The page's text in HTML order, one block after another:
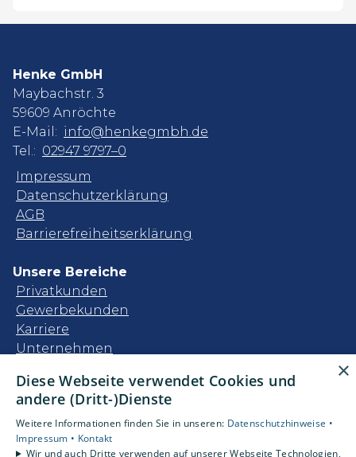
Henke GmbH
Maybachstr. 3
59609 Anröchte
E-Mail: info@henkegmbh.de
Tel.: 02947 9797–0
Impressum
Datenschutzerklärung
AGB
Barrierefreiheitserklärung
Unsere Bereiche
Privatkunden
Gewerbekunden
Karriere
Unternehmen
Um externe HTML-Inhalte anzuzeigen,
benötigen wir Ihre Einwilligung.
×
Diese Webseite verwendet Cookies und
andere (Dritt-)Dienste
Weitere Informationen finden Sie in unseren: Datenschutzhinweise •
Impressum • Kontakt
Wir und auch Dritte verwenden auf unserer Webseite Technologien,